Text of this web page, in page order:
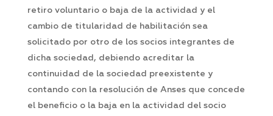
retiro voluntario o baja de la actividad y el
cambio de titularidad de habilitación sea
solicitado por otro de los socios integrantes de
dicha sociedad, debiendo acreditar la
continuidad de la sociedad preexistente y
contando con la resolución de Anses que concede
el beneficio o la baja en la actividad del socio